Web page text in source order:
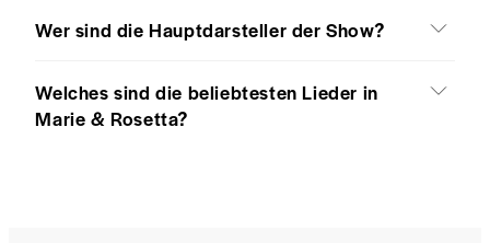
Wer sind die Hauptdarsteller der Show?
Welches sind die beliebtesten Lieder in
Marie & Rosetta?